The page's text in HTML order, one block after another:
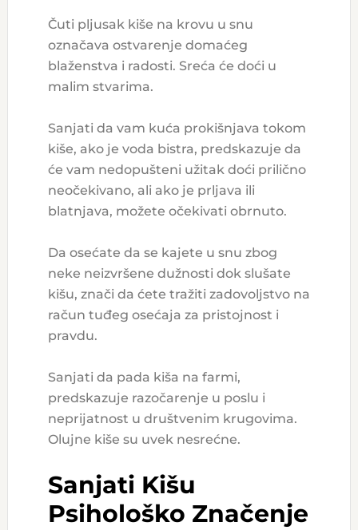
Čuti pljusak kiše na krovu u snu
označava ostvarenje domaćeg
blaženstva i radosti. Sreća će doći u
malim stvarima.
Sanjati da vam kuća prokišnjava tokom
kiše, ako je voda bistra, predskazuje da
će vam nedopušteni užitak doći prilično
neočekivano, ali ako je prljava ili
blatnjava, možete očekivati obrnuto.
Da osećate da se ​​kajete u snu zbog
neke neizvršene dužnosti dok slušate
kišu, znači da ćete tražiti zadovoljstvo na
račun tuđeg osećaja za pristojnost i
pravdu.
Sanjati da pada kiša na farmi,
predskazuje razočarenje u poslu i
neprijatnost u društvenim krugovima.
Olujne kiše su uvek nesrećne.
Sanjati Kišu
Psihološko Značenje